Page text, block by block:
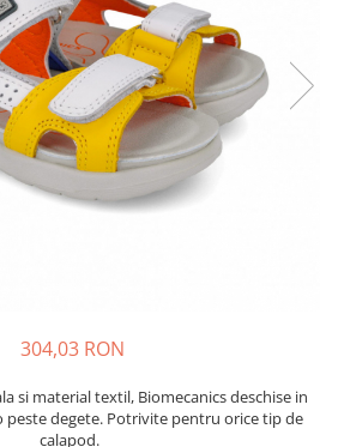
304,03 RON
si material textil, Biomecanics deschise in
peste degete. Potrivite pentru orice tip de
calapod.